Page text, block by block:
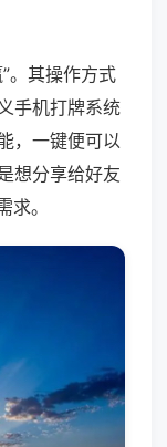
。其操作方式
手机打牌系统
，一键便可以
想分享给好友
。